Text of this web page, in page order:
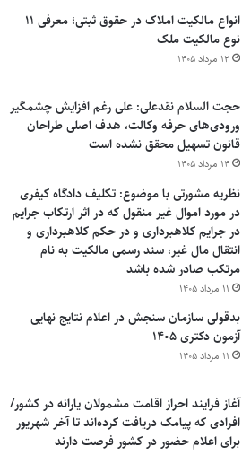
انواع مالکیت املاک در حقوق ثبتی؛ معرفی ۱۱
نوع مالکیت ملک
۱۲ مرداد ۱۴۰۵
حجت السلام نقدعلی: علی رغم افزایش چشمگیر
ورودی‌های حرفه وکالت، هدف اصلی طراحان
قانون تسهیل محقق نشده است
۱۴ مرداد ۱۴۰۵
نظریه مشورتی با موضوع: تکلیف دادگاه کیفری
در مورد اموال غیر منقول که در اثر ارتکاب جرایم
در جرایم کلاهبرداری و در حکم کلاهبرداری و
انتقال مال غیر، سند رسمی مالکیت به نام
مرتکب صادر شده باشد
۱۱ مرداد ۱۴۰۵
بدقولی سازمان سنجش در اعلام نتایج نهایی
آزمون دکتری ۱۴۰۵
۱۱ مرداد ۱۴۰۵
آغاز فرایند احراز اقامت مشمولان یارانه در کشور/
افرادی که پیامک دریافت کرده‌اند تا آخر شهریور
برای اعلام حضور در کشور فرصت دارند